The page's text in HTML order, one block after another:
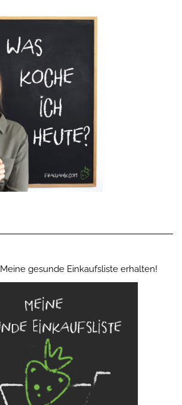
Meine gesunde Einkaufsliste erhalten!